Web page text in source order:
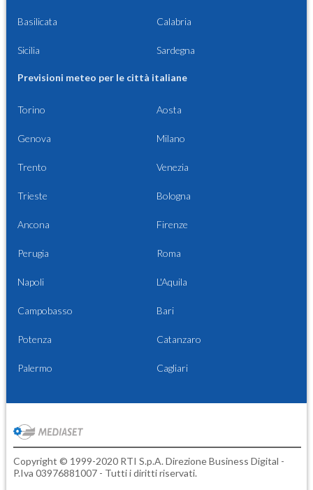
Basilicata Calabria
Sicilia Sardegna
Previsioni meteo per le città italiane
Torino Aosta
Genova Milano
Trento Venezia
Trieste Bologna
Ancona Firenze
Perugia Roma
Napoli L'Aquila
Campobasso Bari
Potenza Catanzaro
Palermo Cagliari
Copyright © 1999-2020 RTI S.p.A. Direzione Business Digital -
P.Iva 03976881007 - Tutti i diritti riservati.